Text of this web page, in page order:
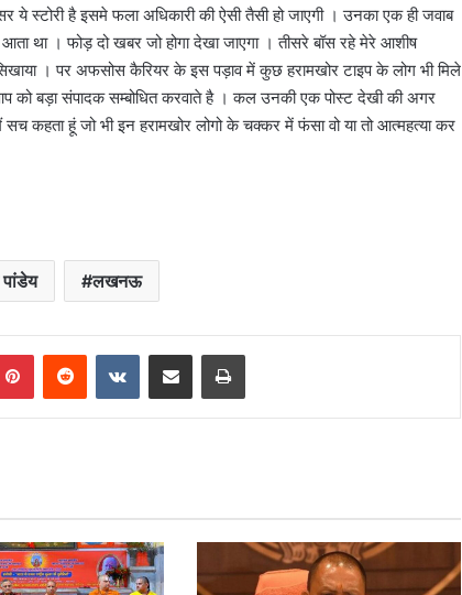
है इसमे फला अधिकारी की ऐसी तैसी हो जाएगी । उनका एक ही जवाब
था । फोड़ दो खबर जो होगा देखा जाएगा । तीसरे बॉस रहे मेरे आशीष
। पर अफसोस कैरियर के इस पड़ाव में कुछ हरामखोर टाइप के लोग भी मिले
बड़ा संपादक सम्बोधित करवाते है । कल उनकी एक पोस्ट देखी की अगर
कहता हूं जो भी इन हरामखोर लोगो के चक्कर में फंसा वो या तो आत्महत्या कर
लखनऊ
PinterestReddit VKontakteShare via Email Print